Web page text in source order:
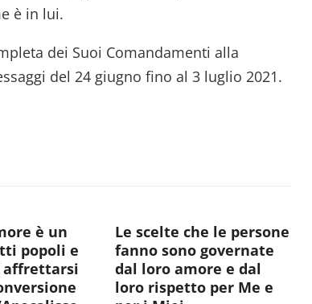
è in lui.
dei Suoi Comandamenti alla
del 24 giugno fino al 3 luglio 2021.
è un
popoli e
affrettarsi
Le scelte che le persone
fanno sono governate
dal loro amore e dal
loro rispetto per Me e